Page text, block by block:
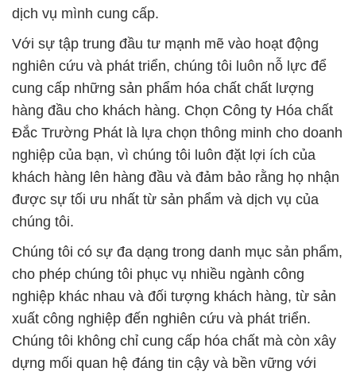
dịch vụ mình cung cấp.
Với sự tập trung đầu tư mạnh mẽ vào hoạt động
nghiên cứu và phát triển, chúng tôi luôn nỗ lực để
cung cấp những sản phẩm hóa chất chất lượng
hàng đầu cho khách hàng. Chọn Công ty Hóa chất
Đắc Trường Phát là lựa chọn thông minh cho doanh
nghiệp của bạn, vì chúng tôi luôn đặt lợi ích của
khách hàng lên hàng đầu và đảm bảo rằng họ nhận
được sự tối ưu nhất từ sản phẩm và dịch vụ của
chúng tôi.
Chúng tôi có sự đa dạng trong danh mục sản phẩm,
cho phép chúng tôi phục vụ nhiều ngành công
nghiệp khác nhau và đối tượng khách hàng, từ sản
xuất công nghiệp đến nghiên cứu và phát triển.
Chúng tôi không chỉ cung cấp hóa chất mà còn xây
dựng mối quan hệ đáng tin cậy và bền vững với